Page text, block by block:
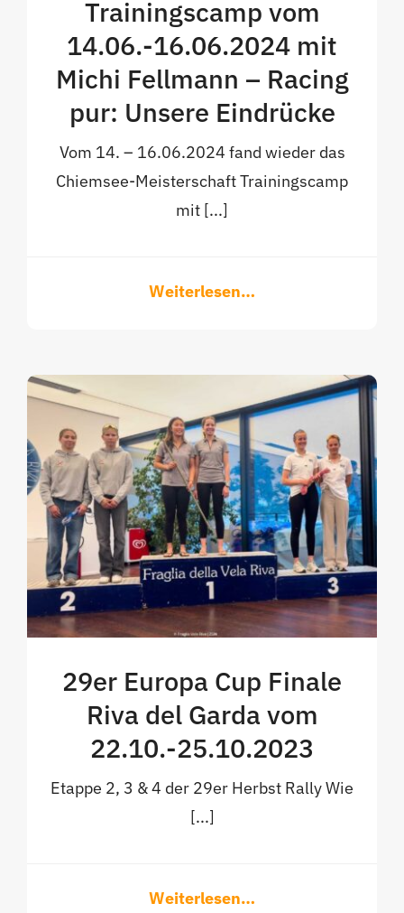
Trainingscamp vom
14.06.-16.06.2024 mit
Michi Fellmann – Racing
pur: Unsere Eindrücke
Vom 14. – 16.06.2024 fand wieder das
Chiemsee-Meisterschaft Trainingscamp
mit [...]
Weiterlesen…
29er Europa Cup Finale
Riva del Garda vom
22.10.-25.10.2023
Etappe 2, 3 & 4 der 29er Herbst Rally Wie
[...]
Weiterlesen…